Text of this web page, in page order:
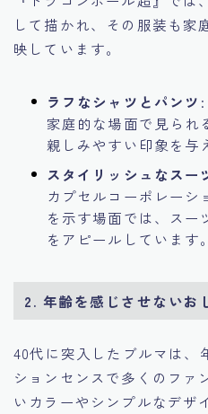
して描かれ、その服装も家
映しています。
ラフなシャツとパンツ :
家庭的な場面で見られ
親しみやすい印象を与
スタイリッシュなスー
カプセルコーポレーシ
を示す場面では、スー
をアピールしています。
2. 年齢を感じさせないお
40代に突入したブルマは、
ションセンスで多くのファ
いカラーやシンプルなデザ